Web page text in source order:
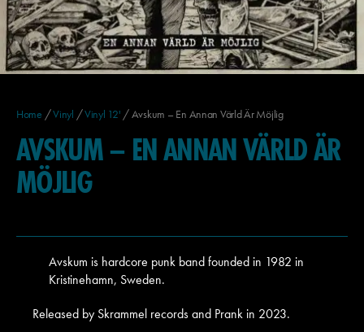
Home /Vinyl /Vinyl 12' / Avskum – En Annan Värld Är Möjlig
AVSKUM – EN ANNAN VÄRLD ÄR
MÖJLIG
Avskum is hardcore punk band founded in 1982 in
Kristinehamn, Sweden.
Released by Skrammel records and Prank in 2023.